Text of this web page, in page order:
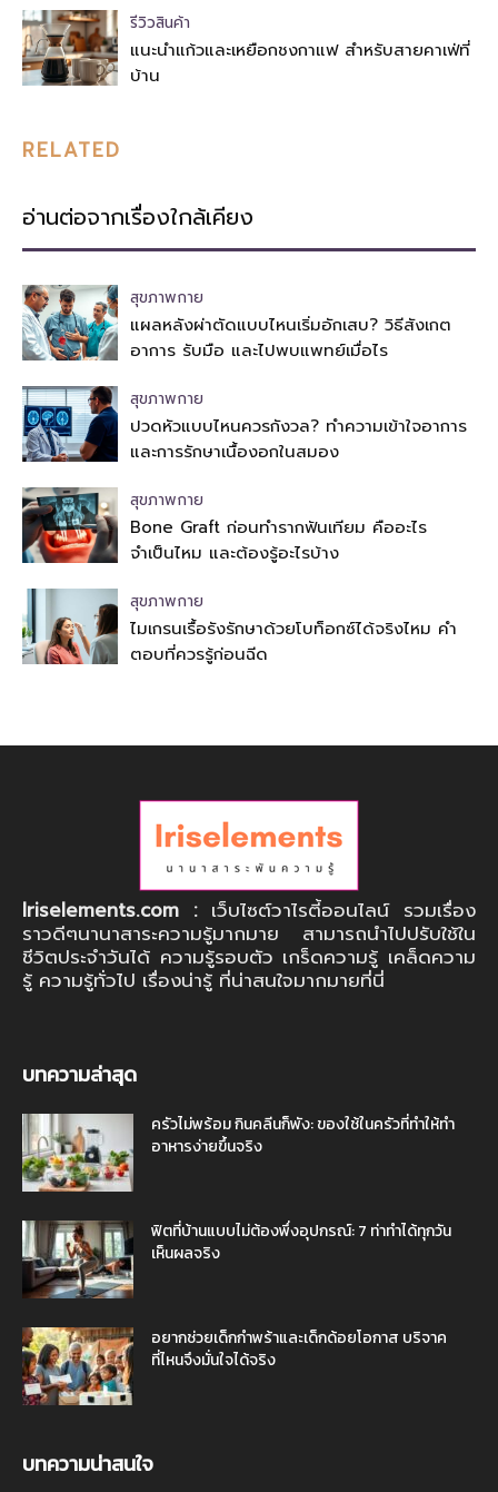
รีวิวสินค้า
แนะนำแก้วและเหยือกชงกาแฟ สำหรับสายคาเฟ่ที่
บ้าน
RELATED
อ่านต่อจากเรื่องใกล้เคียง
สุขภาพกาย
แผลหลังผ่าตัดแบบไหนเริ่มอักเสบ? วิธีสังเกต
อาการ รับมือ และไปพบแพทย์เมื่อไร
สุขภาพกาย
ปวดหัวแบบไหนควรกังวล? ทำความเข้าใจอาการ
และการรักษาเนื้องอกในสมอง
สุขภาพกาย
Bone Graft ก่อนทำรากฟันเทียม คืออะไร
จำเป็นไหม และต้องรู้อะไรบ้าง
สุขภาพกาย
ไมเกรนเรื้อรังรักษาด้วยโบท็อกซ์ได้จริงไหม คำ
ตอบที่ควรรู้ก่อนฉีด
Iriselements.com : เว็บไซต์วาไรตี้ออนไลน์ รวมเรื่อง
ราวดีๆนานาสาระความรู้มากมาย สามารถนำไปปรับใช้ใน
ชีวิตประจำวันได้ ความรู้รอบตัว เกร็ดความรู้ เคล็ดความ
รู้ ความรู้ทั่วไป เรื่องน่ารู้ ที่น่าสนใจมากมายที่นี่
บทความล่าสุด
ครัวไม่พร้อม กินคลีนก็พัง: ของใช้ในครัวที่ทำให้ทำ
อาหารง่ายขึ้นจริง
ฟิตที่บ้านแบบไม่ต้องพึ่งอุปกรณ์: 7 ท่าทำได้ทุกวัน
เห็นผลจริง
อยากช่วยเด็กกำพร้าและเด็กด้อยโอกาส บริจาค
ที่ไหนจึงมั่นใจได้จริง
บทความน่าสนใจ